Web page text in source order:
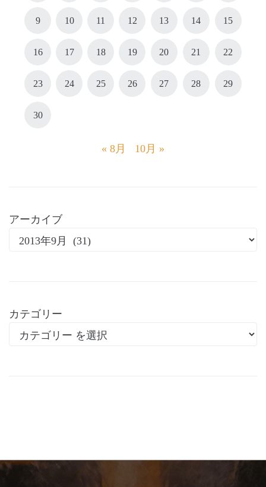
9 10 11 12 13 14 15
16 17 18 19 20 21 22
23 24 25 26 27 28 29
30
« 8月 10月 »
アーカイブ
カテゴリー